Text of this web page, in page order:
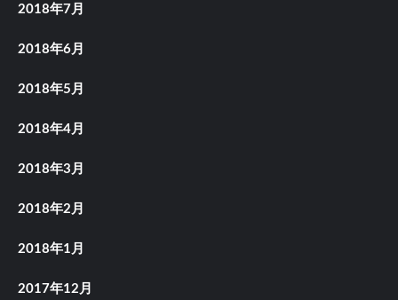
2018年7月
2018年6月
2018年5月
2018年4月
2018年3月
2018年2月
2018年1月
2017年12月